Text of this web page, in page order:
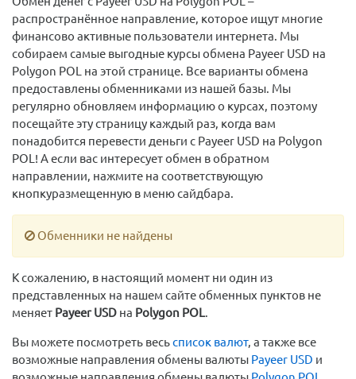
распространённое направление, которое ищут многие
финансово активные пользователи интернета. Мы
собираем самые выгодные курсы обмена Payeer USD на
Polygon POL на этой странице. Все варианты обмена
предоставлены обменниками из нашей базы. Мы
регулярно обновляем информацию о курсах, поэтому
посещайте эту страницу каждый раз, когда вам
понадобится перевести деньги с Payeer USD на Polygon
POL! А если вас интересует обмен в обратном
направлении, нажмите на соответствующую
кнопкуразмещенную в меню сайдбара.
Обменники не найдены
К сожалению, в настоящий момент ни один из
представленных на нашем сайте обменных пунктов не
меняет Payeer USD на Polygon POL.
Вы можете посмотреть весьсписок валют, а также все
возможные направления обмены валюты Payeer USD и